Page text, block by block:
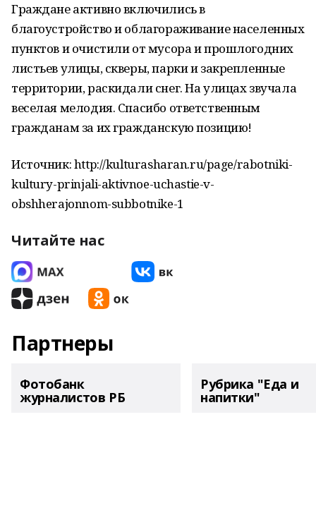
Граждане активно включились в
благоустройство и облагораживание населенных
пунктов и очистили от мусора и прошлогодних
листьев улицы, скверы, парки и закрепленные
территории, раскидали снег. На улицах звучала
веселая мелодия. Спасибо ответственным
гражданам за их гражданскую позицию!
Источник: http://kulturasharan.ru/page/rabotniki-
kultury-prinjali-aktivnoe-uchastie-v-
obshherajonnom-subbotnike-1
Читайте нас
Партнеры
Фотобанк
журналистов РБ
Рубрика "Еда и
напитки"